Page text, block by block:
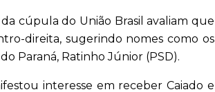
cúpula do União Brasil avaliam que
direita, sugerindo nomes como os
Paraná, Ratinho Júnior (PSD).
interesse em receber Caiado e